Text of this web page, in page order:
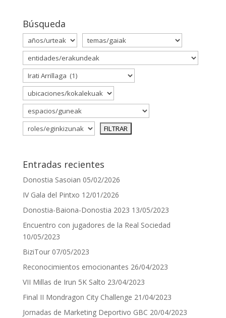
Búsqueda
Entradas recientes
Donostia Sasoian 05/02/2026
IV Gala del Pintxo 12/01/2026
Donostia-Baiona-Donostia 2023 13/05/2023
Encuentro con jugadores de la Real Sociedad
10/05/2023
BiziTour 07/05/2023
Reconocimientos emocionantes 26/04/2023
VII Millas de Irun 5K Salto 23/04/2023
Final II Mondragon City Challenge 21/04/2023
Jornadas de Marketing Deportivo GBC 20/04/2023